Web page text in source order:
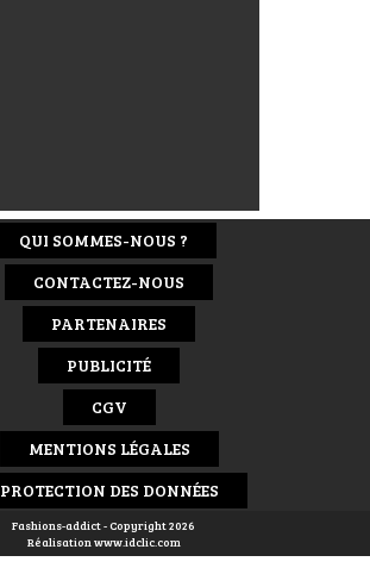
QUI SOMMES-NOUS ?
CONTACTEZ-NOUS
PARTENAIRES
PUBLICITÉ
CGV
MENTIONS LÉGALES
PROTECTION DES DONNÉES
Fashions-addict - Copyright 2026
Réalisationwww.idclic.com